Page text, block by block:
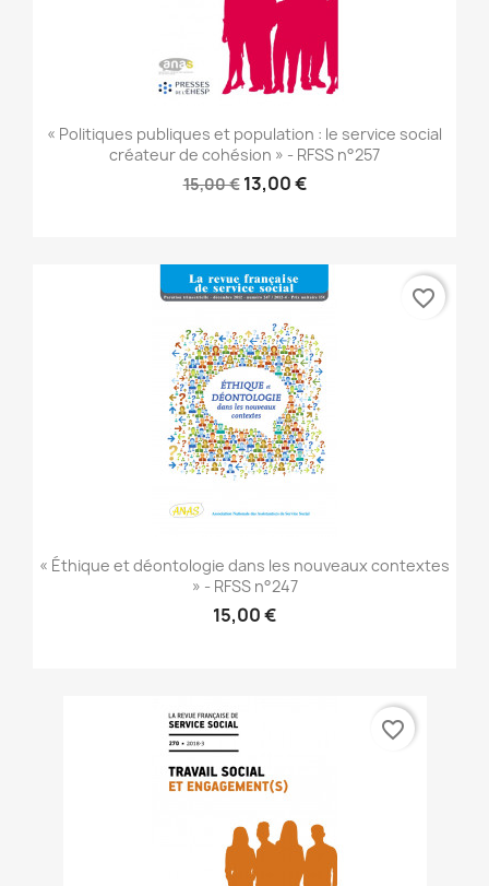
« Politiques publiques et population : le service social
créateur de cohésion » - RFSS n°257
15,00 € 13,00 €
« Éthique et déontologie dans les nouveaux contextes
» - RFSS n°247
15,00 €
favorite_border
favorite_border